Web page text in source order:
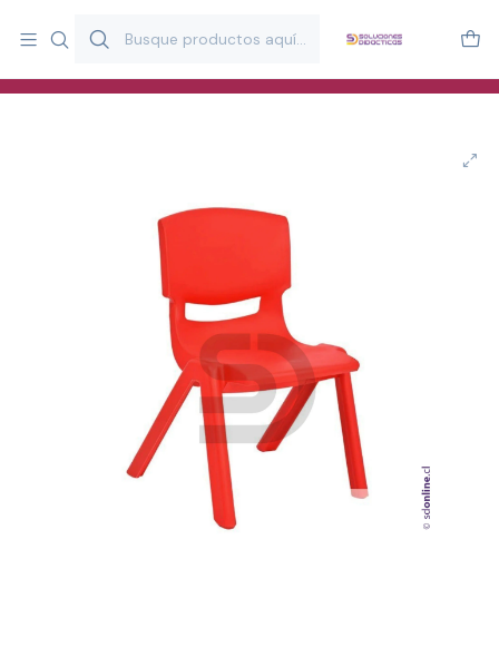
y estimulación infantil en Chile.
Especialistas en recursos educativos para aulas, terapeutas y